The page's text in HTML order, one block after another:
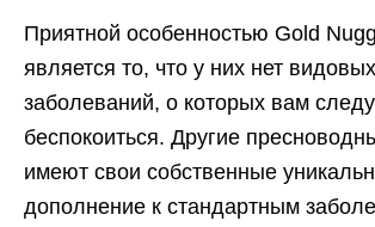
Приятной особенностью Gold
является то, что у них нет видовых
заболеваний, о которых вам
беспокоиться. Другие
имеют свои собственные
дополнение к стандартным